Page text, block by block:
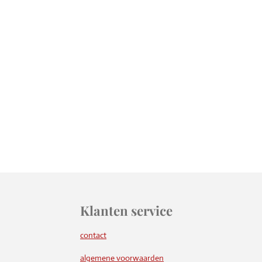
Klanten service
contact
algemene voorwaarden